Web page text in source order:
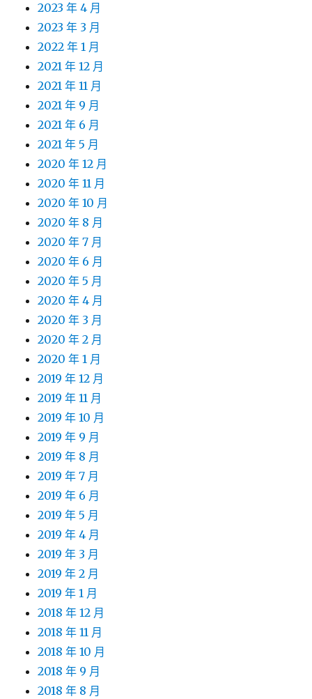
2023 年 4 月
2023 年 3 月
2022 年 1 月
2021 年 12 月
2021 年 11 月
2021 年 9 月
2021 年 6 月
2021 年 5 月
2020 年 12 月
2020 年 11 月
2020 年 10 月
2020 年 8 月
2020 年 7 月
2020 年 6 月
2020 年 5 月
2020 年 4 月
2020 年 3 月
2020 年 2 月
2020 年 1 月
2019 年 12 月
2019 年 11 月
2019 年 10 月
2019 年 9 月
2019 年 8 月
2019 年 7 月
2019 年 6 月
2019 年 5 月
2019 年 4 月
2019 年 3 月
2019 年 2 月
2019 年 1 月
2018 年 12 月
2018 年 11 月
2018 年 10 月
2018 年 9 月
2018 年 8 月